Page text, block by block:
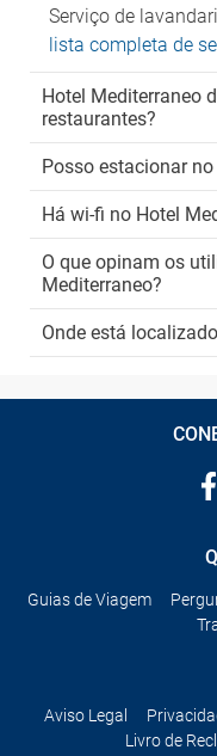
Serviço de
lista completa de
Hotel Mediterraneo
restaurantes?
Posso estacionar
Há wi-fi no Hotel
O que opinam os
Mediterraneo?
Onde está
Guias de Viagem
Aviso Legal
Livro de